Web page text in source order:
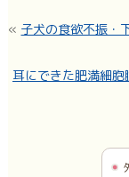
« 子犬の食欲不振・
耳にできた肥満細